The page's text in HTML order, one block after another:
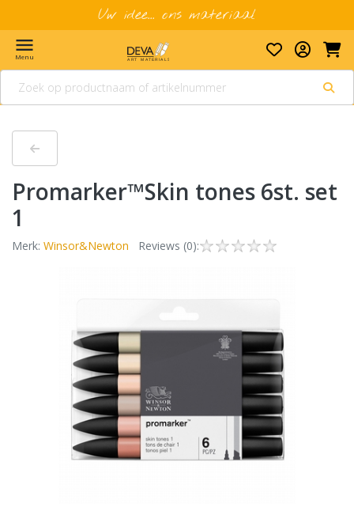
Uw idee... ons materiaal
menu
Menu
Promarker™Skin tones 6st. set
1
Merk: Winsor&Newton Reviews (0):